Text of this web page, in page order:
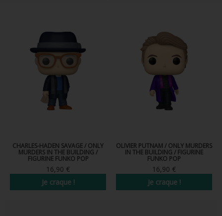
FIGURINES POP AUTRES FILMS
FIGURINES POP SPORTS
FIGURINES POP ANIME
FIGURINES POP HARRY POTTER
FIGURINES POP STRANGER THINGS
FIGURINES POP DC COMICS
CHARLES-HADEN SAVAGE / ONLY
MURDERS IN THE BUILDING /
FIGURINE FUNKO POP
16,90 €
Je craque !
OLIVIER PUTNAM / ONLY MURDERS
IN THE BUILDING / FIGURINE
FUNKO POP
16,90 €
Je craque !